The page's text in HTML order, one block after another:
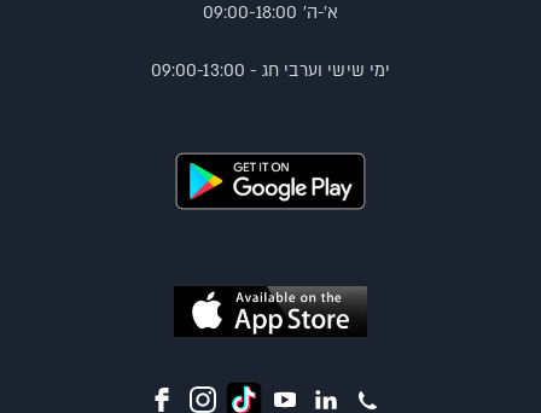
א'-ה' 09:00-18:00
ימי שישי וערבי חג - 09:00-13:00